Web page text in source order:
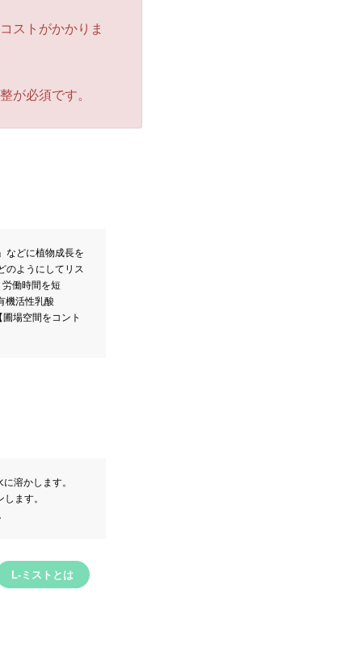
ストがかかりま
が必須です。
などに植物成長を
のようにしてリス
働時間を短
機活性乳酸
場空間をコント
溶かします。
ます。
L-ミストとは